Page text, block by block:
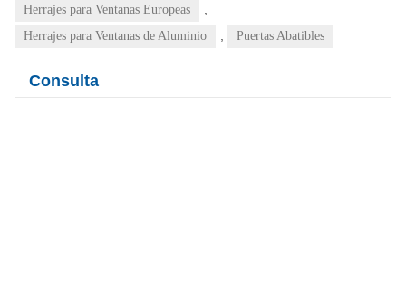
Herrajes para Ventanas Europeas
Herrajes para Ventanas de Aluminio Puertas Abatibles
Consulta